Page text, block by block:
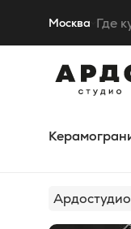
Москва Где
Ардостудио